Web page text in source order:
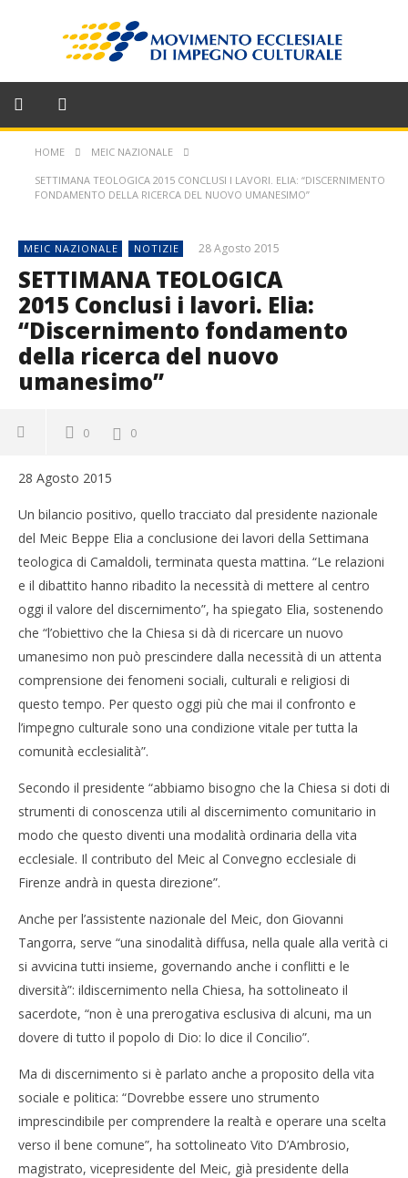
HOME MEIC NAZIONALE
SETTIMANA TEOLOGICA 2015 CONCLUSI I LAVORI. ELIA: “DISCERNIMENTO
FONDAMENTO DELLA RICERCA DEL NUOVO UMANESIMO”
MEIC NAZIONALE NOTIZIE 28 Agosto 2015
SETTIMANA TEOLOGICA
2015 Conclusi i lavori. Elia:
“Discernimento fondamento
della ricerca del nuovo
umanesimo”
0 0
28 Agosto 2015
Un bilancio positivo, quello tracciato dal presidente nazionale
del Meic Beppe Elia a conclusione dei lavori della Settimana
teologica di Camaldoli, terminata questa mattina. “Le relazioni
e il dibattito hanno ribadito la necessità di mettere al centro
oggi il valore del discernimento”, ha spiegato Elia, sostenendo
che “l’obiettivo che la Chiesa si dà di ricercare un nuovo
umanesimo non può prescindere dalla necessità di un attenta
comprensione dei fenomeni sociali, culturali e religiosi di
questo tempo. Per questo oggi più che mai il confronto e
l’impegno culturale sono una condizione vitale per tutta la
comunità ecclesialità”.
Secondo il presidente “abbiamo bisogno che la Chiesa si doti di
strumenti di conoscenza utili al discernimento comunitario in
modo che questo diventi una modalità ordinaria della vita
ecclesiale. Il contributo del Meic al Convegno ecclesiale di
Firenze andrà in questa direzione”.
Anche per l’assistente nazionale del Meic, don Giovanni
Tangorra, serve “una sinodalità diffusa, nella quale alla verità ci
si avvicina tutti insieme, governando anche i conflitti e le
diversità”: ildiscernimento nella Chiesa, ha sottolineato il
sacerdote, “non è una prerogativa esclusiva di alcuni, ma un
dovere di tutto il popolo di Dio: lo dice il Concilio”.
Ma di discernimento si è parlato anche a proposito della vita
sociale e politica: “Dovrebbe essere uno strumento
imprescindibile per comprendere la realtà e operare una scelta
verso il bene comune”, ha sottolineato Vito D’Ambrosio,
magistrato, vicepresidente del Meic, già presidente della